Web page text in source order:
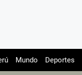
Mundo Deportes